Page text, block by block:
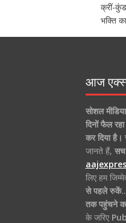
क्रीं-
भक्ति
आज
सोशल
दिनों फैल
कर दिया है।
जानते हैं, सच
लिए हम
से पहले रुकें…
तक पहुंचने
के जरिए